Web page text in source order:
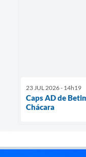
23 JUL 2026 - 14h19
Caps AD de
Chácara